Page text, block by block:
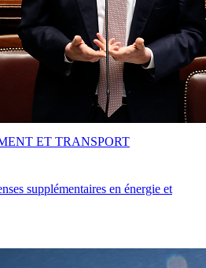
supplémentaires en énergie et
ET TRANSPORT